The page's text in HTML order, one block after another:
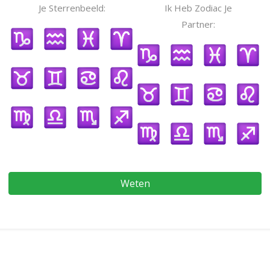
Je Sterrenbeeld:
Ik Heb Zodiac Je
Partner:
Weten